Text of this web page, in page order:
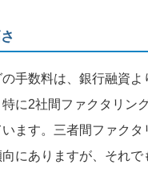
手数料は、銀行融資よ
に2社間ファクタリン
ます。三者間ファクタ
にありますが、それで